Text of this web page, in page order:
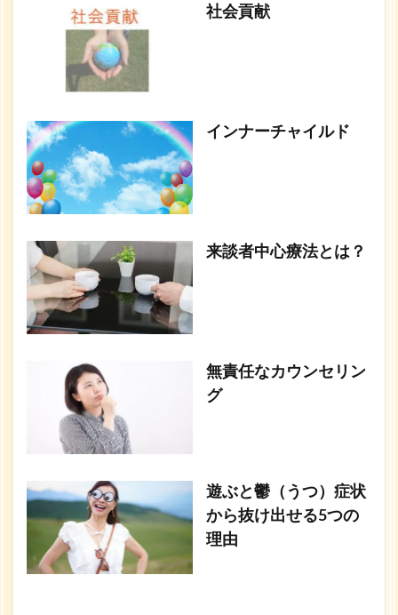
社会貢献
インナーチャイルド
来談者中心療法とは？
無責任なカウンセリン
グ
遊ぶと鬱（うつ）症状
から抜け出せる5つの
理由